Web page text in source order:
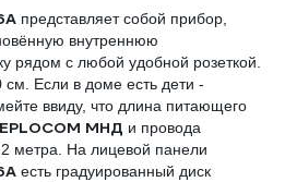
представляет собой прибор,
внутреннюю
рядом с любой удобной розеткой.
Если в доме есть дети -
ввиду, что длина питающего
МНД и провода
2 метра. На лицевой панели
есть градуированный диск